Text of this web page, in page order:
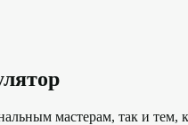
мастерам, так и тем,